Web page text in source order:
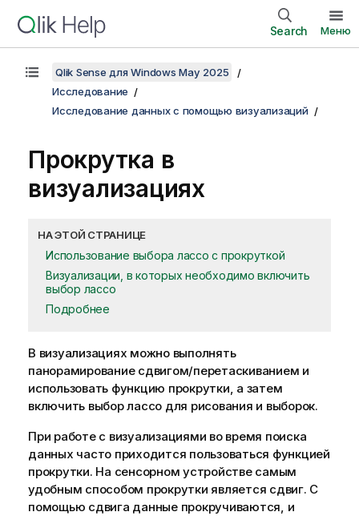
Search Меню
Qlik Sense для Windows May 2025
Исследование
Исследование данных с помощью визуализаций
Прокрутка в
визуализациях
НА ЭТОЙ СТРАНИЦЕ
Использование выбора лассо с прокруткой
Визуализации, в которых необходимо включить
выбор лассо
Подробнее
В визуализациях можно выполнять
панорамирование сдвигом/перетаскиванием и
использовать функцию прокрутки, а затем
включить выбор лассо для рисования и выборок.
При работе с визуализациями во время поиска
данных часто приходится пользоваться функцией
прокрутки. На сенсорном устройстве самым
удобным способом прокрутки является сдвиг. С
помощью сдвига данные прокручиваются, и